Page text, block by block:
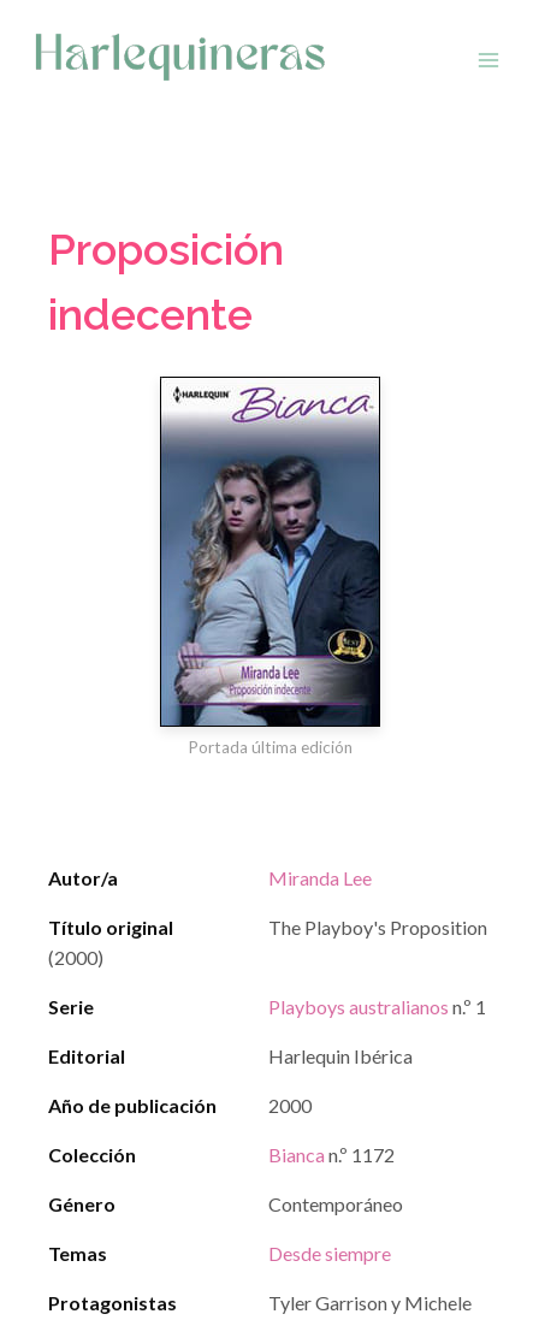
contenido
Proposición
indecente
Autor/a Miranda Lee
Título original
The Playboy's Proposition
(2000)
Serie Playboys australianos n.º 1
Editorial Harlequin Ibérica
Año de publicación 2000
Colección Bianca n.º 1172
Género Contemporáneo
Temas Desde siempre
Protagonistas Tyler Garrison y Michele
Portada última edición